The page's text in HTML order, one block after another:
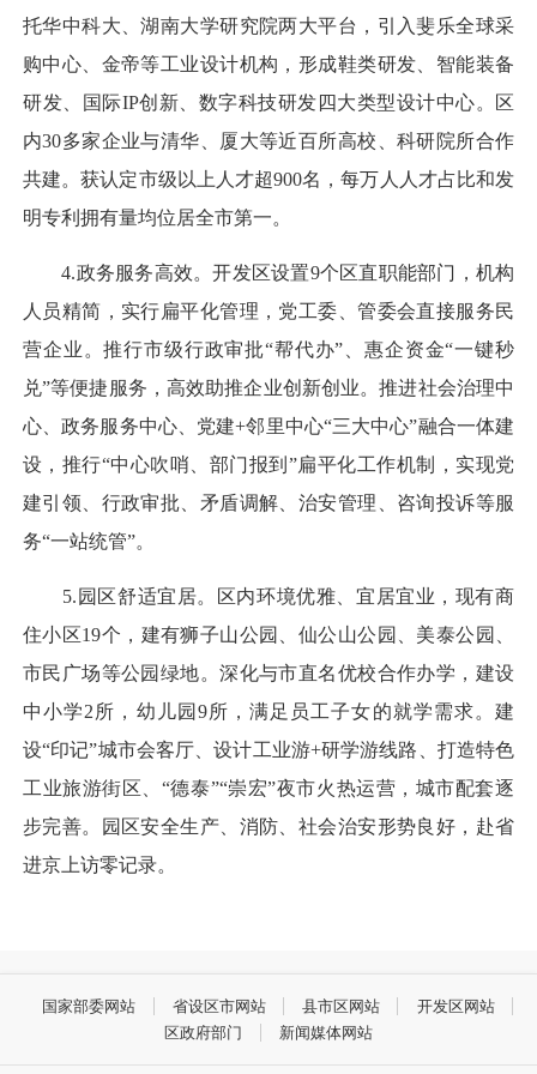
托华中科大、湖南大学研究院两大平台，引入斐乐全球采
购中心、金帝等工业设计机构，形成鞋类研发、智能装备
研发、国际IP创新、数字科技研发四大类型设计中心。区
内30多家企业与清华、厦大等近百所高校、科研院所合作
共建。获认定市级以上人才超900名，每万人人才占比和发
明专利拥有量均位居全市第一。
4.政务服务高效。开发区设置9个区直职能部门，机构
人员精简，实行扁平化管理，党工委、管委会直接服务民
营企业。推行市级行政审批“帮代办”、惠企资金“一键秒
兑”等便捷服务，高效助推企业创新创业。推进社会治理中
心、政务服务中心、党建+邻里中心“三大中心”融合一体建
设，推行“中心吹哨、部门报到”扁平化工作机制，实现党
建引领、行政审批、矛盾调解、治安管理、咨询投诉等服
务“一站统管”。
5.园区舒适宜居。区内环境优雅、宜居宜业，现有商
住小区19个，建有狮子山公园、仙公山公园、美泰公园、
市民广场等公园绿地。深化与市直名优校合作办学，建设
中小学2所，幼儿园9所，满足员工子女的就学需求。建
设“印记”城市会客厅、设计工业游+研学游线路、打造特色
工业旅游街区、“德泰”“崇宏”夜市火热运营，城市配套逐
步完善。园区安全生产、消防、社会治安形势良好，赴省
进京上访零记录。
国家部委网站 省设区市网站 县市区网站
开发区网站
区政府部门
新闻媒体网站